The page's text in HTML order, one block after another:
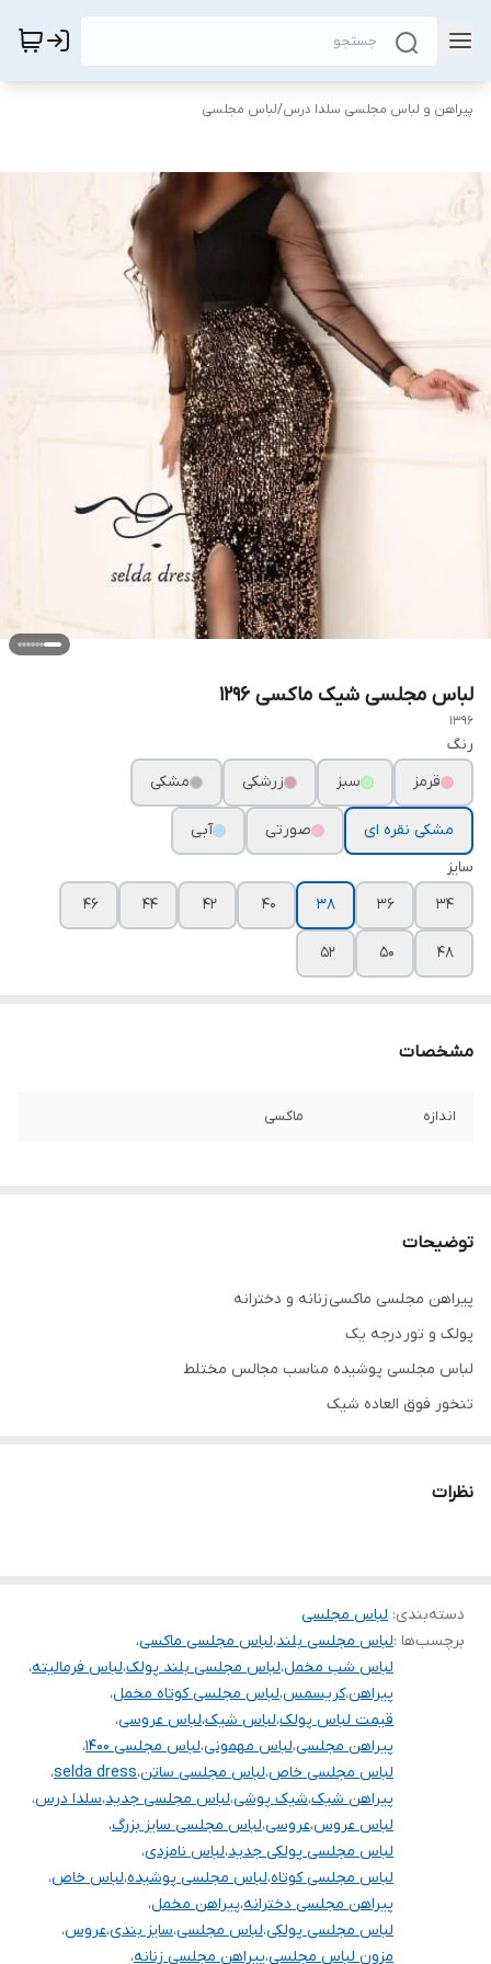
پیراهن و لباس مجلسی سلدا درس/لباس مجلسی
لباس مجلسی شیک ماکسی ۱۲۹۶
1396
رنگ
قرمز
سبز زرشکی مشکی
مشکی نقره ای صورتی
آبی
سایز
۳۴
۳۶ ۳۸ ۴۰ ۴۲ ۴۴ ۴۶
۴۸ ۵۰ ۵۲
مشخصات
اندازه ماکسی
توضیحات
پیراهن مجلسی ماکسی زنانه و دخترانه
پولک و تور درجه یک
لباس مجلسی پوشیده مناسب مجالس مختلط
تنخور فوق العاده شیک
توجه توجه : دوستان عزیز لطفا در هنگام انتخاب مدل دقت فرمائید همه
مشخصات کارها زیر آن قید شده لطفا موقع انتخاب دقت کنید چون این
سایت امکان مرجوع یا تعویض مدل ندارد فقط تعویض سایز داریم
نظرات
دسته‌بندی: لباس مجلسی
برچسب‌ها :لباس مجلسی بلند،لباس مجلسی ماکسی،
لباس شب مخمل،لباس مجلسی بلند پولک،لباس فرمالیته،
پیراهن،کریسمس،لباس مجلسی کوتاه مخمل،
قیمت لباس پولک،لباس شیک،لباس عروسی،
پیراهن مجلسی،لباس مهمونی،لباس مجلسی ۱۴۰۰
،
لباس مجلسی خاص،لباس مجلسی ساتن،selda dress،
پیراهن شیک،شیک پوشی،لباس مجلسی جدید،سلدا درس،
لباس عروس،عروسی،لباس مجلسی سایز بزرگ،
لباس مجلسی پولکی جدید،لباس نامزدی،
لباس مجلسی کوتاه،لباس مجلسی پوشیده،لباس خاص،
پیراهن مجلسی دخترانه،پیراهن مخمل،
لباس مجلسی پولکی،لباس مجلسی،سایز بندی،عروس،
مزون لباس مجلسی،پیراهن مجلسی زنانه،